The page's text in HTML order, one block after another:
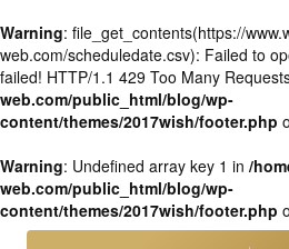
Warning: file_get_contents(https://
web.com/scheduledate.csv): Failed to
failed! HTTP/1.1 429 Too Many
web.com/public_html/blog/wp-
content/themes/2017wish/footer.php
Warning: Undefined array key 1 in /
web.com/public_html/blog/wp-
content/themes/2017wish/footer.php